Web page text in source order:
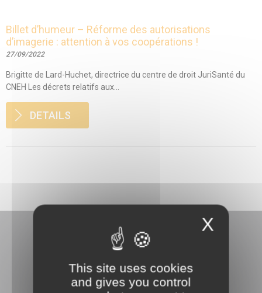
Billet d’humeur – Réforme des autorisations
d’imagerie : attention à vos coopérations !
27/09/2022
Brigitte de Lard-Huchet, directrice du centre de droit JuriSanté du
CNEH Les décrets relatifs aux...
DETAILS
3 rue Danton
X
This site uses cookies
and gives you control